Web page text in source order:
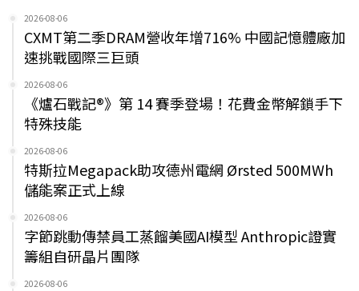
2026-08-06
CXMT第二季DRAM營收年增716% 中國記憶體廠加
速挑戰國際三巨頭
2026-08-06
《爐石戰記®》第 14 賽季登場！花費金幣解鎖手下
特殊技能
2026-08-06
特斯拉Megapack助攻德州電網 Ørsted 500MWh
儲能案正式上線
2026-08-06
字節跳動傳禁員工蒸餾美國AI模型 Anthropic證實
籌組自研晶片團隊
2026-08-06